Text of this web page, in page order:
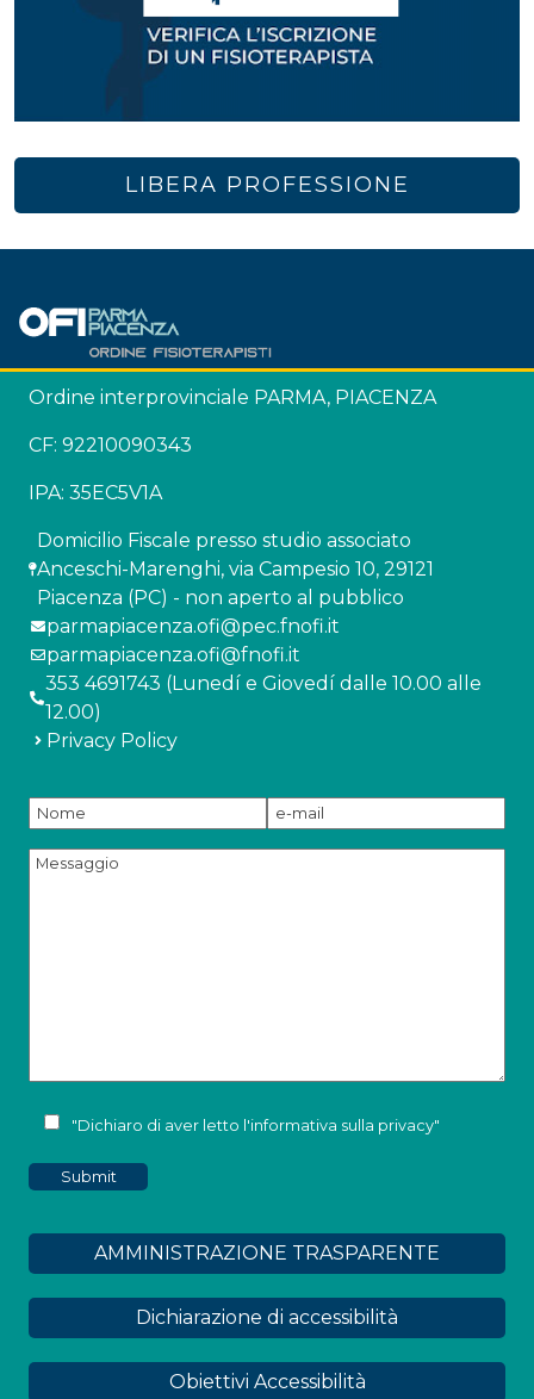
LIBERA PROFESSIONE
Ordine interprovinciale PARMA, PIACENZA
CF: 92210090343
IPA: 35EC5V1A
Domicilio Fiscale presso studio associato
Anceschi-Marenghi, via Campesio 10, 29121
Piacenza (PC) - non aperto al pubblico
parmapiacenza.ofi@pec.fnofi.it
parmapiacenza.ofi@fnofi.it
353 4691743 (Lunedí e Giovedí dalle 10.00 alle
12.00)
Privacy Policy
"Dichiaro di aver letto l'informativa sulla privacy"
AMMINISTRAZIONE TRASPARENTE
Dichiarazione di accessibilità
Obiettivi Accessibilità